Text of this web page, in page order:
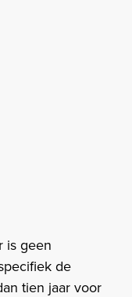
is geen
de
tien jaar voor